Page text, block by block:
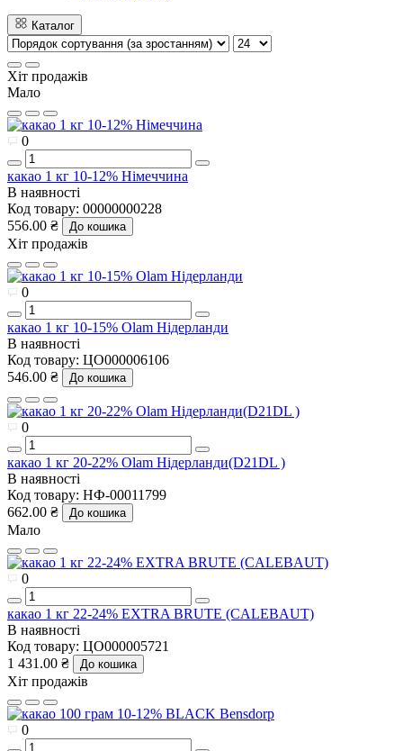
Каталог
Хіт продажів
Мало
0
какао 1 кг 10-12% Німеччина
В наявності
Код товару: 00000000228
556.00 ₴
До кошика
Хіт продажів
0
какао 1 кг 10-15% Olam Нідерланди
В наявності
Код товару: ЦО000006106
546.00 ₴
До кошика
0
какао 1 кг 20-22% Olam Нідерланди(D21DL )
В наявності
Код товару: НФ-00011799
662.00 ₴
До кошика
Мало
0
какао 1 кг 22-24% EXTRA BRUTE (CALEBAUT)
В наявності
Код товару: ЦО000005721
1 431.00 ₴
До кошика
Хіт продажів
0